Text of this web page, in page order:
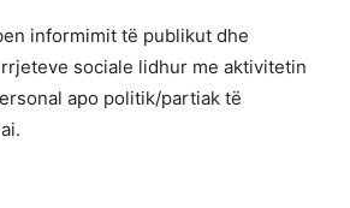
informimit të publikut dhe
sociale lidhur me aktivitetin
apo politik/partiak të